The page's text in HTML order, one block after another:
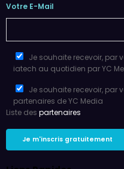
Votre E-Mail
Je souhaite recevoir, par
iatech au quotidien par YC
Je souhaite recevoir, par
partenaires de YC Media
Liste des partenaires